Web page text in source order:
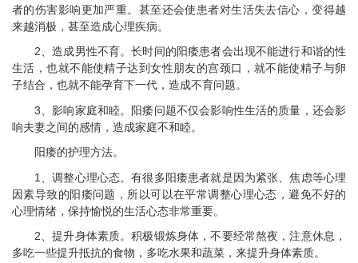
者的伤害影响更加严重。甚至还会使患者对生活失去信心，变得越
来越消极，甚至造成心理疾病。
2、造成男性不育。长时间的阳痿患者会出现不能进行和谐的性
生活，也就不能使精子达到女性朋友的宫颈口，就不能使精子与卵
子结合，也就不能孕育下一代，造成不育问题。
3、影响家庭和睦。阳痿问题不仅会影响性生活的质量，还会影
响夫妻之间的感情，造成家庭不和睦。
阳痿的护理方法。
1、调整心理心态。有很多阳痿患者就是因为紧张、焦虑等心理
因素导致的阳痿问题，所以可以在平常调整心理心态，避免不好的
心理情绪，保持愉悦的生活心态非常重要。
2、提升身体素质。积极锻炼身体，不要经常熬夜，注意休息，
多吃一些提升抵抗的食物，多吃水果和蔬菜，来提升身体素质。